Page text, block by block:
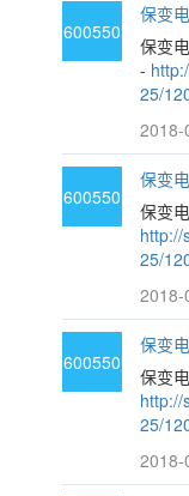
600550
保变
保变
-
25/
2018-
600550
保变
保变
http://
25/
2018-
600550
保变
保变
http://
25/
2018-